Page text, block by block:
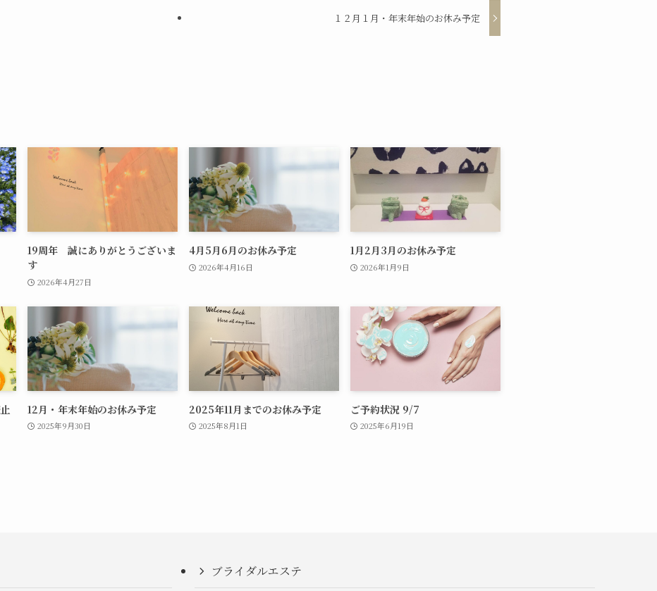
１２月１月・年末年始のお休み予定
19周年 誠にありがとうございま
す
2026年4月27日
4月5月6月のお休み予定
2026年4月16日
1月2月3月のお休み予定
2026年1月9日
12月・年末年始のお休み予定
2025年9月30日
2025年11月までのお休み予定
2025年8月1日
ご予約状況 9/7
2025年6月19日
ブライダルエステ